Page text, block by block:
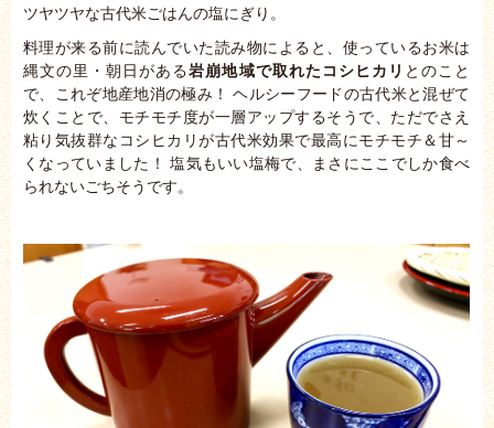
ツヤツヤな古代米ごはんの塩にぎり。
料理が来る前に読んでいた読み物によると、使っているお米は
縄文の里・朝日がある岩崩地域で取れたコシヒカリ とのこと
で、これぞ地産地消の極み！ ヘルシーフードの古代米と混ぜて
炊くことで、モチモチ度が一層アップするそうで、ただでさえ
粘り気抜群なコシヒカリが古代米効果で最高にモチモチ＆甘～
くなっていました！ 塩気もいい塩梅で、まさにここでしか食べ
られないごちそうです。